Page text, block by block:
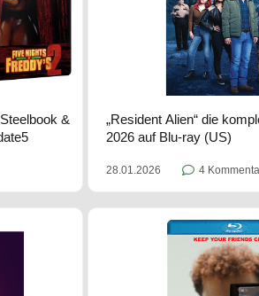
&
„Resident Alien“ die
2026 auf Blu-ray (US)
28.01.2026 4